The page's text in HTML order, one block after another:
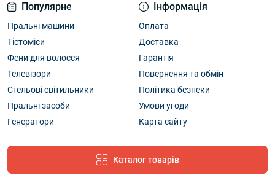
Популярне
Пральні машини
Тістоміси
Фени для волосся
Телевізори
Стельові світильники
Пральні засоби
Генератори
Інформація
Оплата
Доставка
Гарантія
Повернення та обмін
Політика безпеки
Умови угоди
Карта сайту
Каталог товарів